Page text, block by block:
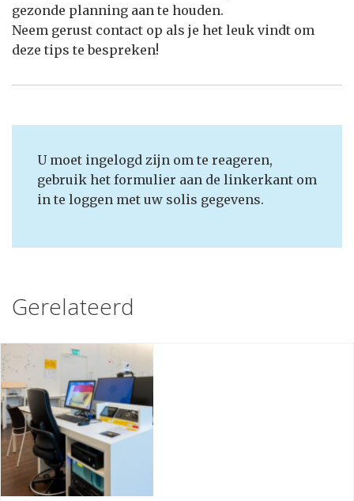
gezonde planning aan te houden.
Neem gerust contact op als je het leuk vindt om
deze tips te bespreken!
U moet ingelogd zijn om te reageren,
gebruik het formulier aan de linkerkant om
in te loggen met uw solis gegevens.
Gerelateerd